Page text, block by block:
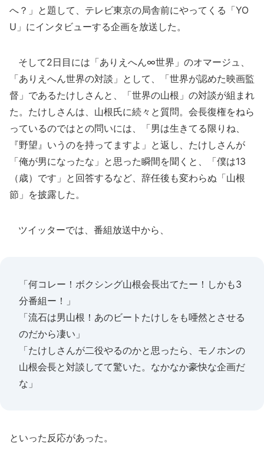
へ？」と題して、テレビ東京の局舎前にやってくる「YO
U」にインタビューする企画を放送した。
そして2日目には「ありえへん∞世界」のオマージュ、
「ありえへん世界の対談」として、「世界が認めた映画監
督」であるたけしさんと、「世界の山根」の対談が組まれ
た。たけしさんは、山根氏に続々と質問。会長復権をねら
っているのではとの問いには、「男は生きてる限りね、
『野望』いうのを持ってますよ」と返し、たけしさんが
「俺が男になったな」と思った瞬間を聞くと、「僕は13
（歳）です」と回答するなど、辞任後も変わらぬ「山根
節」を披露した。
ツイッターでは、番組放送中から、
「何コレー！ボクシング山根会長出てたー！しかも3
分番組ー！」
「流石は男山根！あのビートたけしをも唖然とさせる
のだから凄い」
「たけしさんが二役やるのかと思ったら、モノホンの
山根会長と対談してて驚いた。なかなか豪快な企画だ
な」
といった反応があった。